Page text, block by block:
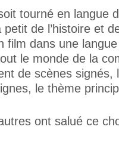
tourné en langue
de l’histoire et
film dans une
le monde de la
de scènes signés,
le thème
ont salué ce